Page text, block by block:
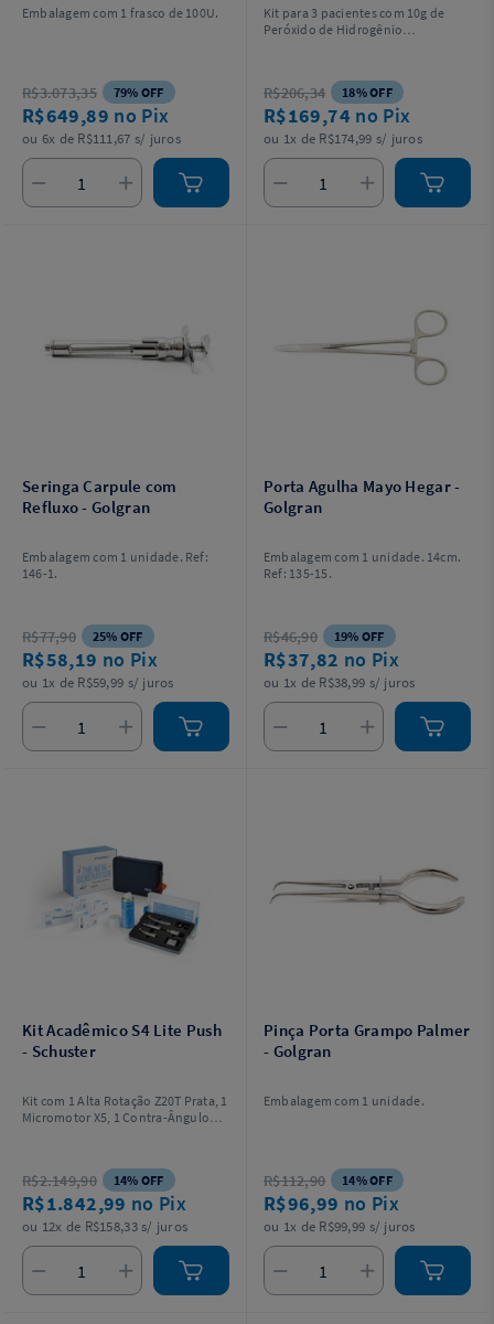
Embalagem com 1 frasco de 100U.
R$3.073,35 79% OFF
R$649,89 no Pix
ou 6x de R$111,67 s/ juros
Kit para 3 pacientes com 10g de
Peróxido de Hidrogênio
neutralizante do peróxido +
espátula e placa para preparo do
gel + Instruções para o profissional
+ 2g de Top Dam azul + 6 ponteiras.
R$206,34 18% OFF
R$169,74 no Pix
ou 1x de R$174,99 s/ juros
Seringa Carpule com
Refluxo - Golgran
Embalagem com 1 unidade. Ref:
146-1.
R$77,90 25% OFF
R$58,19 no Pix
ou 1x de R$59,99 s/ juros
Porta Agulha Mayo Hegar -
Golgran
Embalagem com 1 unidade. 14cm.
Ref: 135-15.
R$46,90 19% OFF
R$37,82 no Pix
ou 1x de R$38,99 s/ juros
Kit Acadêmico S4 Lite Push
- Schuster
Kit com 1 Alta Rotação Z20T Prata, 1
Micromotor X5, 1 Contra-Ângulo
adaptador do Contra-Ângulo AR
para Brocas FG e case e estojos
individuais. Acompanha saca
broca.
R$2.149,90 14% OFF
R$1.842,99 no Pix
ou 12x de R$158,33 s/ juros
Pinça Porta Grampo Palmer
- Golgran
Embalagem com 1 unidade.
R$112,90 14% OFF
R$96,99 no Pix
ou 1x de R$99,99 s/ juros